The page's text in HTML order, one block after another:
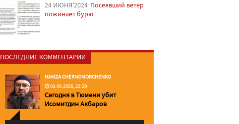
24 ИЮНЯ'2024 Посеявший ветер
пожинает бурю
ПОСЛЕДНИЕ КОММЕНТАРИИ
HAMZA CHERNOMORCHENKO
03.06.2026, 23:29
Сегодня в Тюмени убит
Исомитдин Акбаров